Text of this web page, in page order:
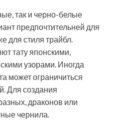
так и черно-белые
предпочтительней для
для стиля трайбл.
тату японскими,
узорами. Иногда
может ограничиться
Для создания
драконов или
чернила.